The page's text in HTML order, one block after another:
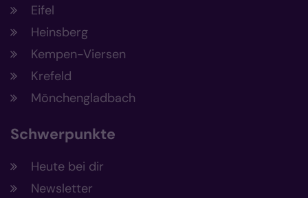
Eifel
Heinsberg
Kempen-Viersen
Krefeld
Mönchengladbach
Schwerpunkte
Heute bei dir
Newsletter